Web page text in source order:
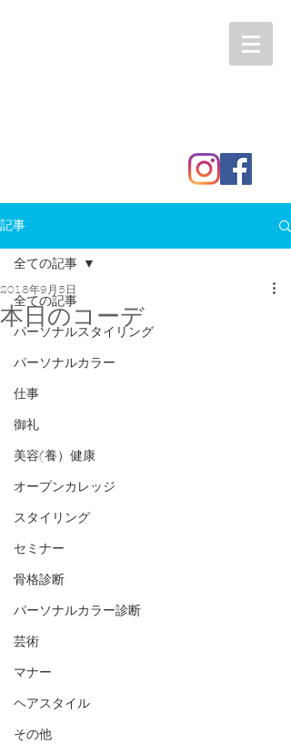
記事
全ての記事
パーソナルスタイリング
パーソナルカラー
仕事
御礼
美容(養）健康
オープンカレッジ
スタイリング
セミナー
骨格診断
パーソナルカラー診断
芸術
マナー
ヘアスタイル
その他
全ての記事
本日のコーデ
2018年9月5日